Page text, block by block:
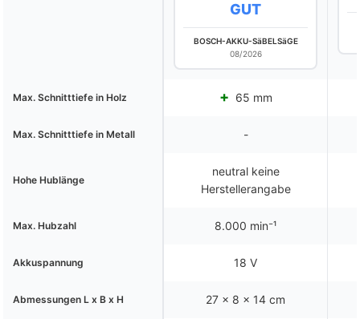
GUT
BOSCH-AKKU-SäBELSäGE
08/2026
Max. Schnitttiefe in Holz 65 mm
Max. Schnitttiefe in Metall -
Hohe Hublänge
neutral keine
Herstellerangabe
Max. Hubzahl 8.000 min⁻¹
Akkuspannung 18 V
Abmessungen L x B x H 27 x 8 x 14 cm